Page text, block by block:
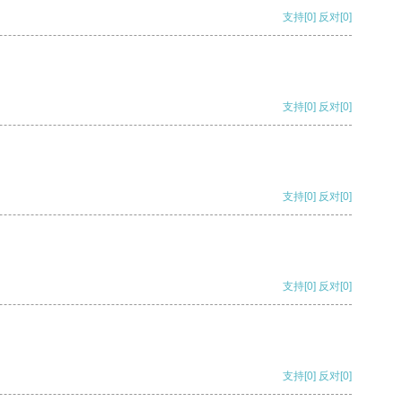
支持[0] 反对[0]
支持[0] 反对[0]
支持[0] 反对[0]
支持[0] 反对[0]
支持[0] 反对[0]